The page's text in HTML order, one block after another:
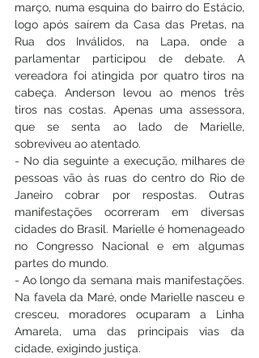
março, numa esquina do bairro do Estácio,
logo após saírem da Casa das Pretas, na
Rua dos Inválidos, na Lapa, onde a
parlamentar participou de debate. A
vereadora foi atingida por quatro tiros na
cabeça. Anderson levou ao menos três
tiros nas costas. Apenas uma assessora,
que se senta ao lado de Marielle,
sobreviveu ao atentado.
- No dia seguinte a execução, milhares de
pessoas vão às ruas do centro do Rio de
Janeiro cobrar por respostas. Outras
manifestações ocorreram em diversas
cidades do Brasil. Marielle é homenageado
no Congresso Nacional e em algumas
partes do mundo.
- Ao longo da semana mais manifestações.
Na favela da Maré, onde Marielle nasceu e
cresceu, moradores ocuparam a Linha
Amarela, uma das principais vias da
cidade, exigindo justiça.